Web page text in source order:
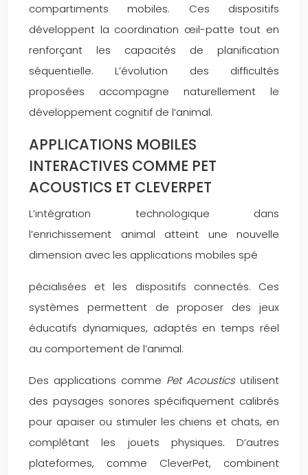
compartiments mobiles. Ces dispositifs
développent la coordination œil-patte tout en
renforçant les capacités de planification
séquentielle. L’évolution des difficultés
proposées accompagne naturellement le
développement cognitif de l’animal.
APPLICATIONS MOBILES
INTERACTIVES COMME PET
ACOUSTICS ET CLEVERPET
L’intégration technologique dans
l’enrichissement animal atteint une nouvelle
dimension avec les applications mobiles spé
pécialisées et les dispositifs connectés. Ces
systèmes permettent de proposer des jeux
éducatifs dynamiques, adaptés en temps réel
au comportement de l’animal.
Des applications comme Pet Acousticsutilisent
des paysages sonores spécifiquement calibrés
pour apaiser ou stimuler les chiens et chats, en
complétant les jouets physiques. D’autres
plateformes, comme CleverPet, combinent